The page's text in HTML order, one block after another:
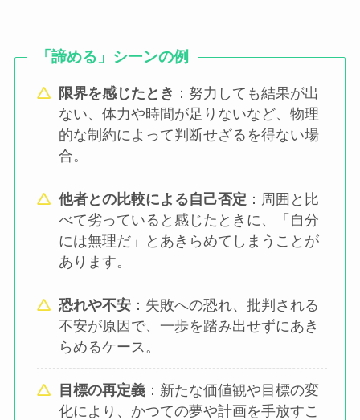
「諦める」シーンの例
限界を感じたとき ：努力しても結果が出
ない、体力や時間が足りないなど、物理
的な制約によって判断せざるを得ない場
合。
他者との比較による自己否定 ：周囲と比
べて劣っていると感じたときに、「自分
には無理だ」とあきらめてしまうことが
あります。
恐れや不安：失敗への恐れ、批判される
不安が原因で、一歩を踏み出せずにあき
らめるケース。
目標の再定義：新たな価値観や目標の変
化により、かつての夢や計画を手放すこ